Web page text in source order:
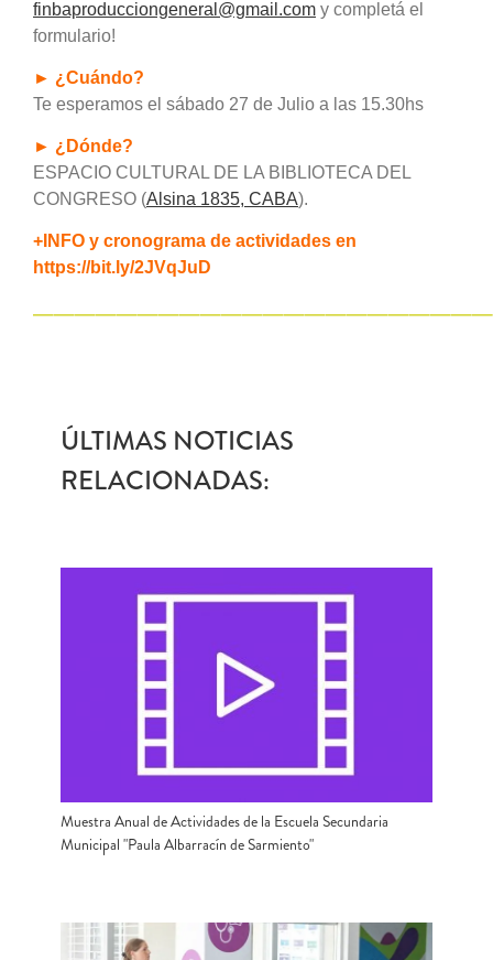
finbaproducciongeneral@gmail.com y completá el
formulario!
► ¿Cuándo?
Te esperamos el sábado 27 de Julio a las 15.30hs
► ¿Dónde?
ESPACIO CULTURAL DE LA BIBLIOTECA DEL
CONGRESO (Alsina 1835, CABA).
+INFO y cronograma de actividades en
https://bit.ly/2JVqJuD
ÚLTIMAS NOTICIAS
RELACIONADAS:
Muestra Anual de Actividades de la Escuela Secundaria
Municipal "Paula Albarracín de Sarmiento"